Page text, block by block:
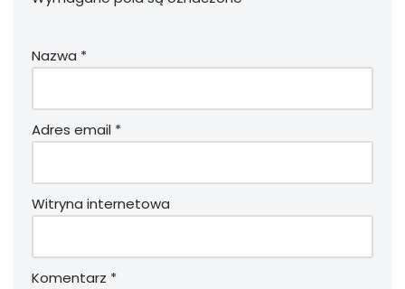
Nazwa *
Adres email *
Witryna internetowa
Komentarz *